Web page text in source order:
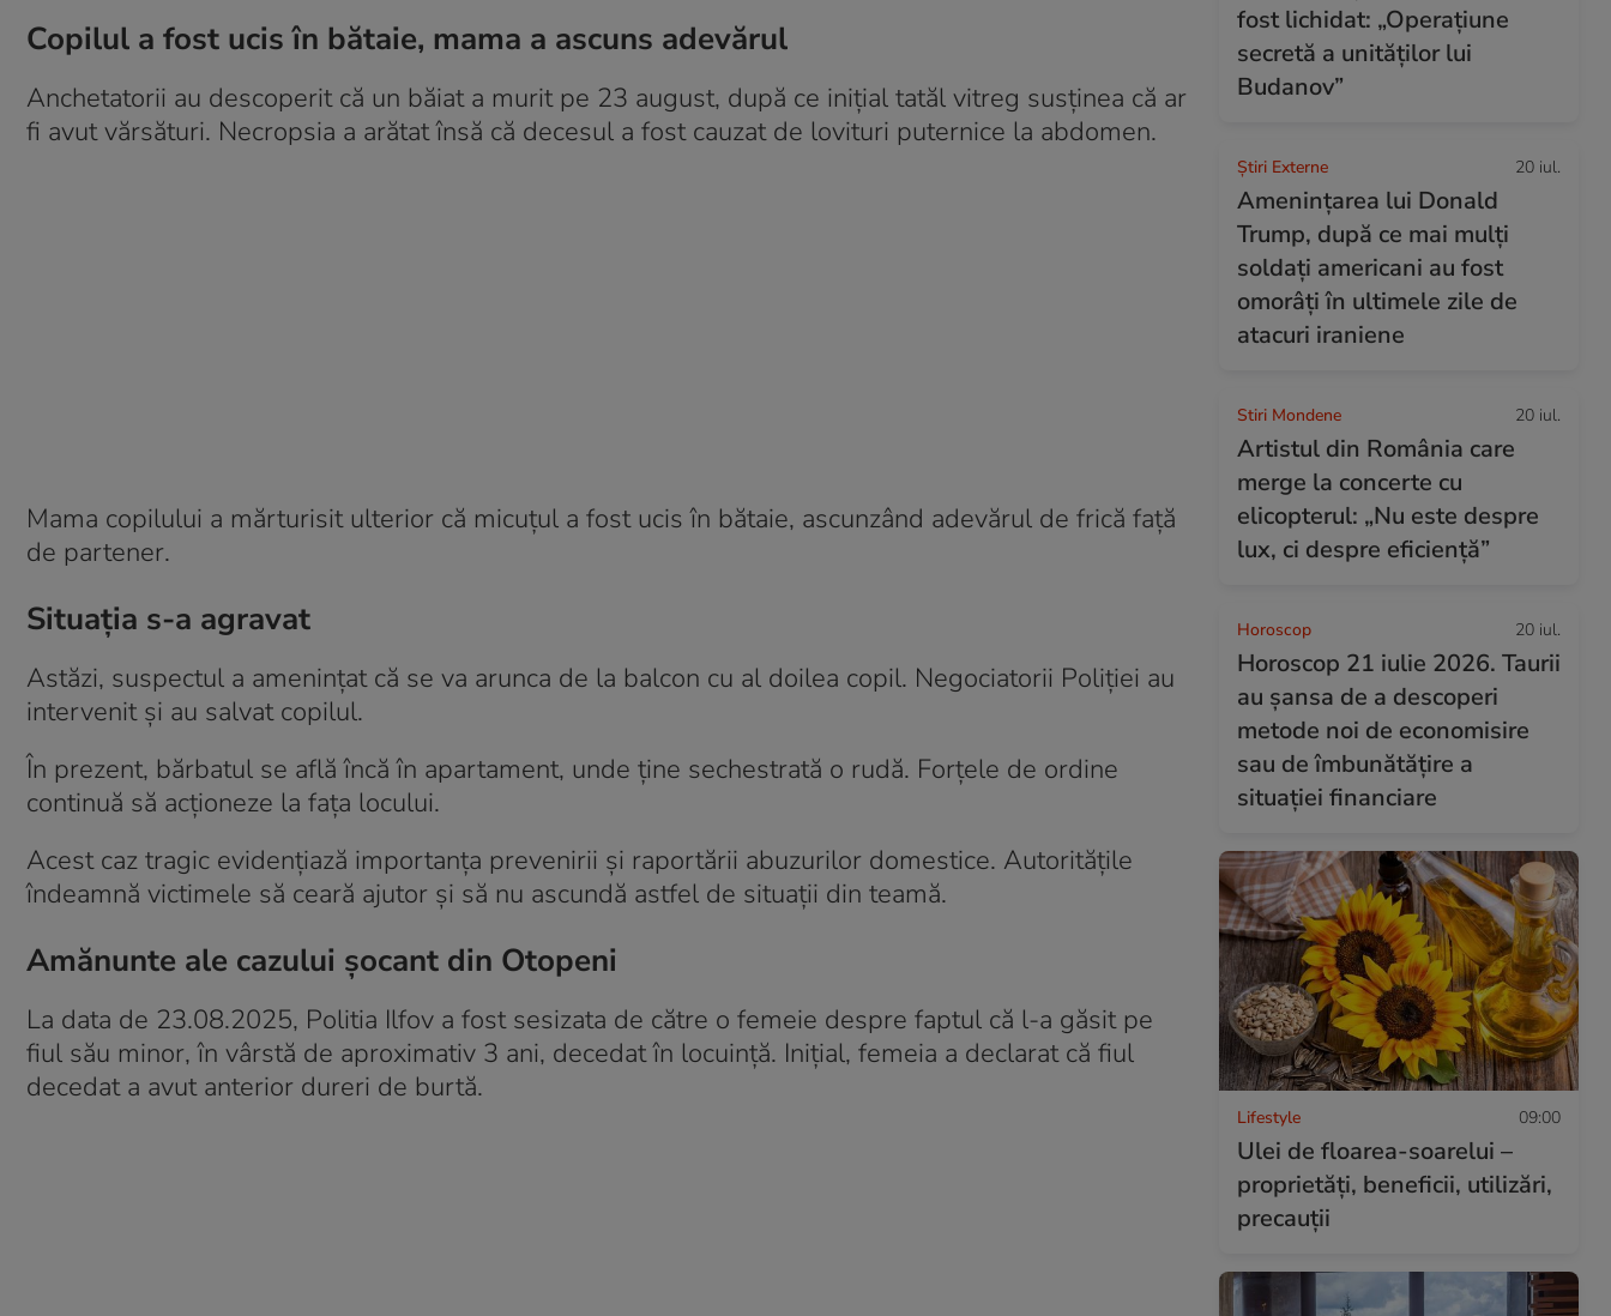
Copilul a fost ucis în bătaie, mama a ascuns adevărul
Anchetatorii au descoperit că un băiat a murit pe 23 august, după ce inițial tatăl vitreg susținea că ar
fi avut vărsături. Necropsia a arătat însă că decesul a fost cauzat de lovituri puternice la abdomen.
Mama copilului a mărturisit ulterior că micuțul a fost ucis în bătaie, ascunzând adevărul de frică față
de partener.
Situația s-a agravat
Astăzi, suspectul a amenințat că se va arunca de la balcon cu al doilea copil. Negociatorii Poliției au
intervenit și au salvat copilul.
În prezent, bărbatul se află încă în apartament, unde ține sechestrată o rudă. Forțele de ordine
continuă să acționeze la fața locului.
Acest caz tragic evidențiază importanța prevenirii și raportării abuzurilor domestice. Autoritățile
îndeamnă victimele să ceară ajutor și să nu ascundă astfel de situații din teamă.
Amănunte ale cazului șocant din Otopeni
La data de 23.08.2025, Politia Ilfov a fost sesizata de către o femeie despre faptul că l-a găsit pe
fiul său minor, în vârstă de aproximativ 3 ani, decedat în locuință. Inițial, femeia a declarat că fiul
decedat a avut anterior dureri de burtă.
fost lichidat: „Operațiune
secretă a unităților lui
Budanov”
Știri Externe 20 iul.
Amenințarea lui Donald
Trump, după ce mai mulți
soldați americani au fost
omorâți în ultimele zile de
atacuri iraniene
Stiri Mondene 20 iul.
Artistul din România care
merge la concerte cu
elicopterul: „Nu este despre
lux, ci despre eficiență”
Horoscop 20 iul.
Horoscop 21 iulie 2026. Taurii
au șansa de a descoperi
metode noi de economisire
sau de îmbunătățire a
situației financiare
Lifestyle 09:00
Ulei de floarea-soarelui –
proprietăţi, beneficii, utilizări,
precauţii